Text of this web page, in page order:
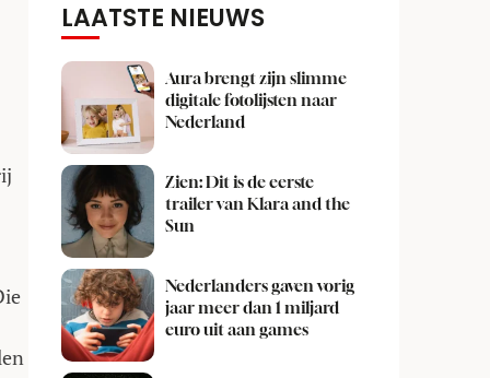
LAATSTE NIEUWS
Aura brengt zijn slimme
digitale fotolijsten naar
Nederland
Zien: Dit is de eerste
trailer van Klara and the
Sun
Nederlanders gaven vorig
jaar meer dan 1 miljard
euro uit aan games